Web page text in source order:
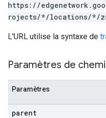
https://
rojects/*/locations/*/
L'URL utilise la syntaxe de
Paramètres de
Paramètres
parent